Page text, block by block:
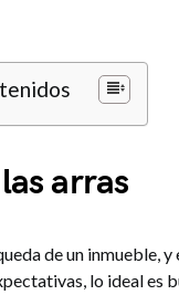
arras
de un inmueble,
lo ideal es